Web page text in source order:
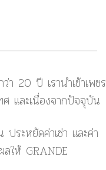
า 20 ปี เรานำเข้าเพชร
ศ และเนื่องจากปัจจุบัน
ระหยัดค่าเช่า และค่า
ให้ GRANDE